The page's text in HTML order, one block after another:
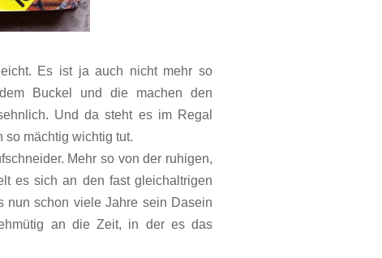
Es ist ja auch nicht mehr so
Buckel und die machen den
Und da steht es im Regal
so mächtig wichtig tut.
Mehr so von der ruhigen,
es sich an den fast gleichaltrigen
nun schon viele Jahre sein Dasein
an die Zeit, in der es das